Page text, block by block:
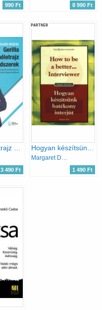
990 Ft 8 990 Ft
3 490 Ft
PARTNER
Margaret Dale
1 490 Ft